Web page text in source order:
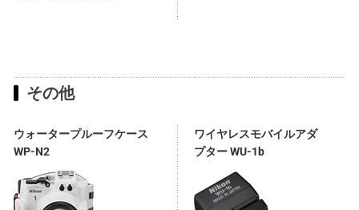
その他
ウォータープルーフケース
WP-N2
ワイヤレスモバイルアダ
プター WU-1b